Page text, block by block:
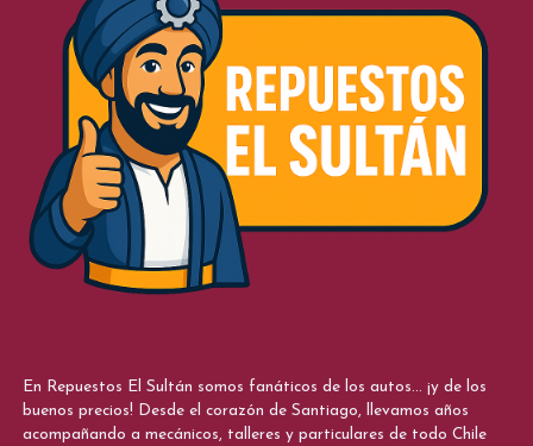
En Repuestos El Sultán somos fanáticos de los autos... ¡y de los
buenos precios! Desde el corazón de Santiago, llevamos años
acompañando a mecánicos, talleres y particulares de todo Chile